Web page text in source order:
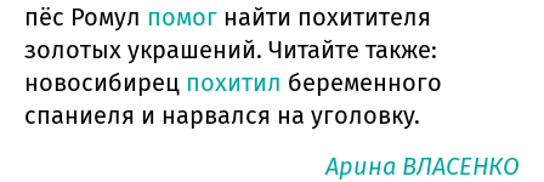
пёс Ромул помог найти похитителя
золотых украшений. Читайте также:
новосибирец похитил беременного
спаниеля и нарвался на уголовку.
Арина ВЛАСЕНКО